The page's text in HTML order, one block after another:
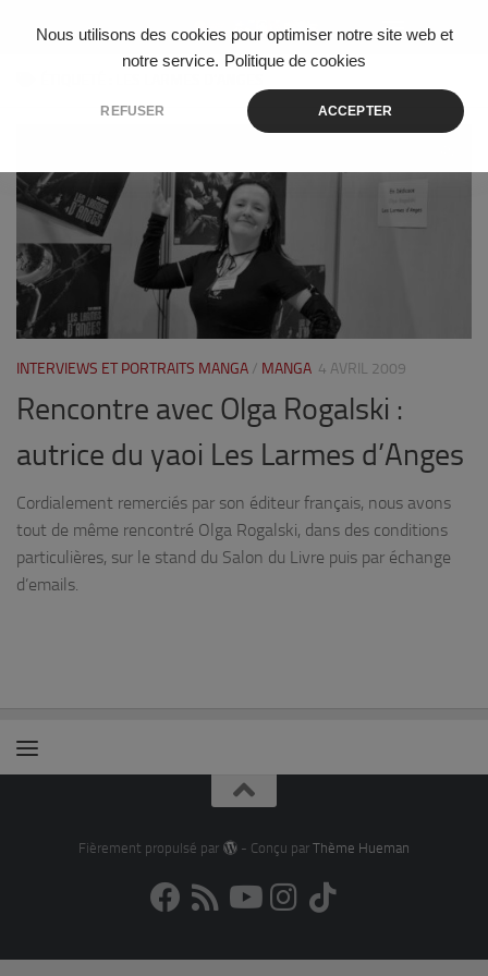
Nous utilisons des cookies pour optimiser notre site web et
notre service. Politique de cookies
REFUSER ACCEPTER
Skip to content
INTERVIEWS ET PORTRAITS MANGA / MANGA 4 AVRIL 2009
Rencontre avec Olga Rogalski :
autrice du yaoi Les Larmes d’Anges
Cordialement remerciés par son éditeur français, nous avons
tout de même rencontré Olga Rogalski, dans des conditions
particulières, sur le stand du Salon du Livre puis par échange
d’emails.
Fièrement propulsé par - Conçu par Thème Hueman